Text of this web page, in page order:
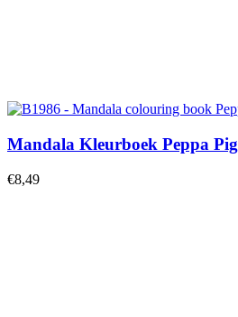
Mandala Kleurboek Peppa Pig
€8,49